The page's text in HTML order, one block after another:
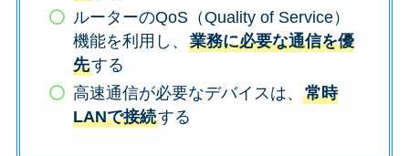
ルーターのQoS（Quality of Service）
機能を利用し、業務に必要な通信を優
先する
高速通信が必要なデバイスは、常時
LANで接続する